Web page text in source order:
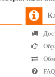
FAQ